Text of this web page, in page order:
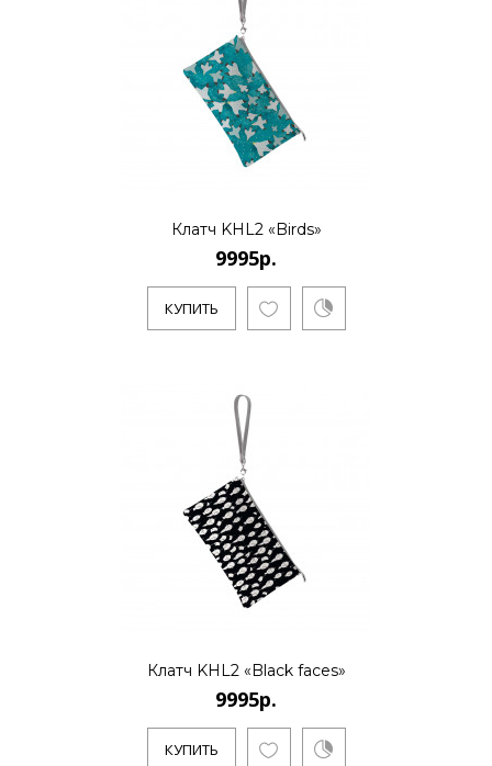
9995р.
9995р.
КУПИТЬ
9995р.
Клатч KHL2 «Birds»
9995р.
КУПИТЬ
Клатч KHL2 «Black faces»
9995р.
КУПИТЬ